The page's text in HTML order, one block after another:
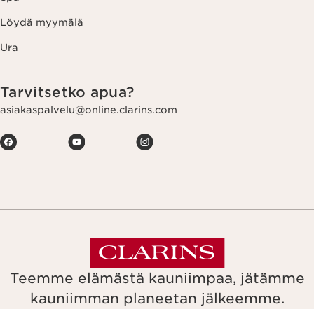
Löydä myymälä
Ura
Tarvitsetko apua?
asiakaspalvelu@online.clarins.com
Teemme elämästä kauniimpaa, jätämme
kauniimman planeetan jälkeemme.